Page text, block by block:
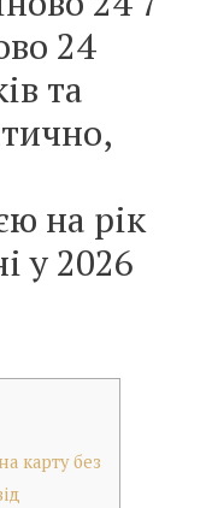
24
та
на рік
у 2026
карту без